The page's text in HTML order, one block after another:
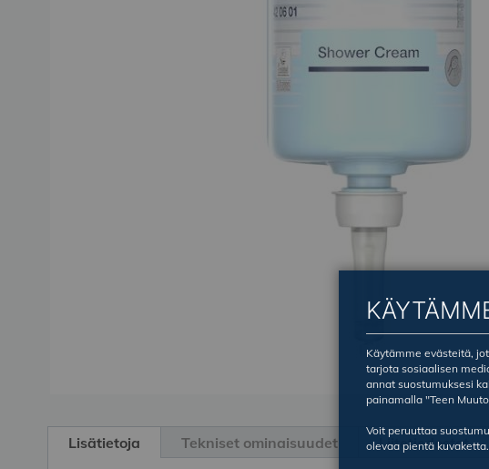
to
Lisätietoja Tekniset ominaisuudet Liitetiedostot
Käytämme evästeitä,
tarjota sosiaalisen
annat suostumuksesi
painamalla "Teen
Voit peruuttaa
olevaa pientä kuvaketta.